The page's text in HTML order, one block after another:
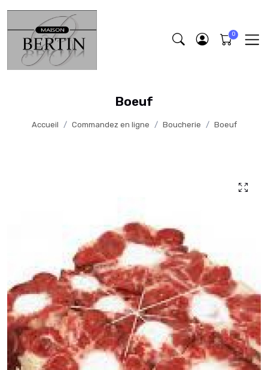
Boeuf
Accueil Commandez en ligne Boucherie Boeuf